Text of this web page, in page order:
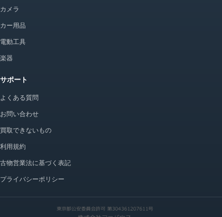
カメラ
カー用品
電動工具
楽器
サポート
よくある質問
お問い合わせ
買取できないもの
利用規約
古物営業法に基づく表記
プライバシーポリシー